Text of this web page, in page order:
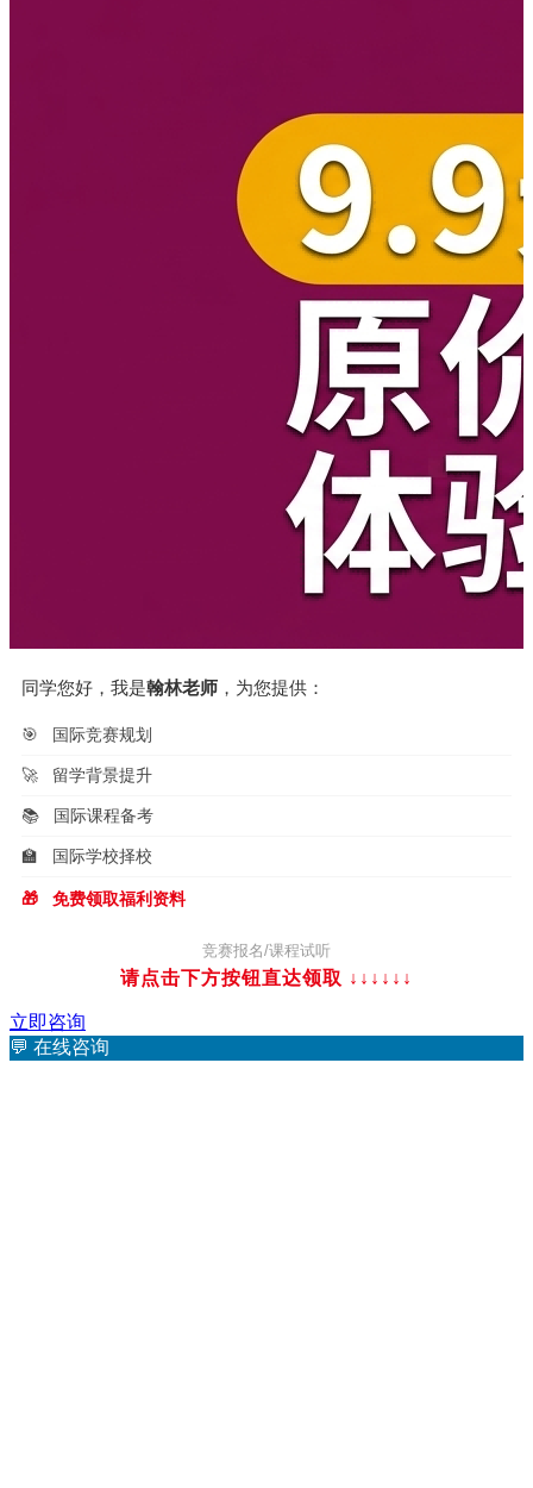
同学您好，我是翰林老师 ，为您提供：
🎯 国际竞赛规划
🚀 留学背景提升
📚 国际课程备考
🏫 国际学校择校
🎁 免费领取福利资料
竞赛报名/课程试听
请点击下方按钮直达领取 ↓↓↓ ↓↓↓
立即咨询
💬 在线咨询